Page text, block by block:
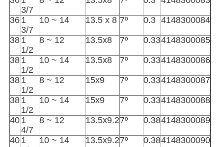
3/7
36 1
3/7
10 ~ 14 13.5 x 8 7º 0.3 4148300084
38 1
1/2
8 ~ 12 13.5x8 7º 0.334148300085
38 1
1/2
10 ~ 14 13.5x8 7º 0.334148300086
38 1
1/2
8 ~ 12 15x9 7º 0.334148300087
38 1
1/2
10 ~ 14 15x9 7º 0.334148300088
40 1
4/7
8 ~ 12 13.5x9.27º 0.384148300089
40 1
10 ~ 14 13.5x9.27º 0.384148300090